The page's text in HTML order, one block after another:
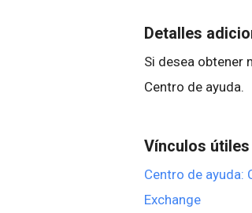
Detalles
Si desea obtener
Centro de ayuda.
Vínculos útiles
Centro de ayuda:
Exchange